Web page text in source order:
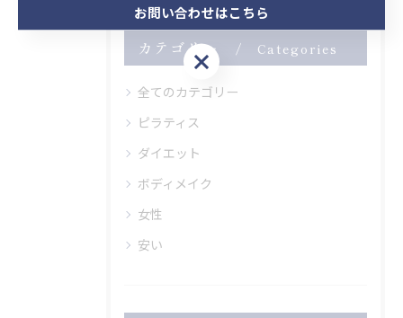
カテゴリー Categories
全てのカテゴリー
ピラティス
ダイエット
ボディメイク
女性
安い
お問い合わせはこちら
お問い合わせはこちら